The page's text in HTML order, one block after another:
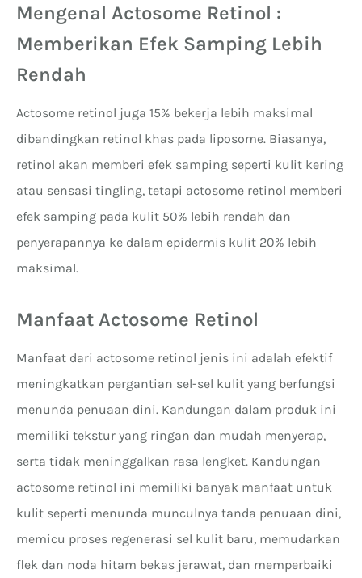
Mengenal Actosome Retinol :
Memberikan Efek Samping Lebih
Rendah
Actosome retinol juga 15% bekerja lebih maksimal
dibandingkan retinol khas pada liposome. Biasanya,
retinol akan memberi efek samping seperti kulit kering
atau sensasi tingling, tetapi actosome retinol memberi
efek samping pada kulit 50% lebih rendah dan
penyerapannya ke dalam epidermis kulit 20% lebih
maksimal.
Manfaat Actosome Retinol
Manfaat dari actosome retinol jenis ini adalah efektif
meningkatkan pergantian sel-sel kulit yang berfungsi
menunda penuaan dini. Kandungan dalam produk ini
memiliki tekstur yang ringan dan mudah menyerap,
serta tidak meninggalkan rasa lengket. Kandungan
actosome retinol ini memiliki banyak manfaat untuk
kulit seperti menunda munculnya tanda penuaan dini,
memicu proses regenerasi sel kulit baru, memudarkan
flek dan noda hitam bekas jerawat, dan memperbaiki